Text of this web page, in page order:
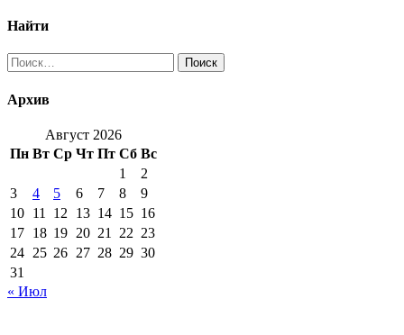
Найти
Найти:
Архив
Август 2026
Пн Вт Ср Чт Пт Сб Вс
1
2
3
4 5 6 7 8
9
10 11 12 13 14 15 16
17 18 19 20 21 22 23
24 25 26 27 28 29 30
31
« Июл